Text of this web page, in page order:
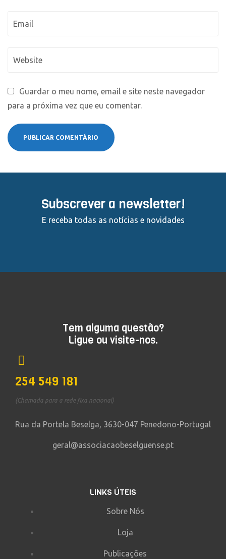
Guardar o meu nome, email e site neste navegador
para a próxima vez que eu comentar.
Subscrever a newsletter!
E receba todas as notícias e novidades
Tem alguma questão?
Ligue ou visite-nos.
254 549 181
(Chamada para a rede fixa nacional)
Rua da Portela Beselga, 3630-047 Penedono-Portugal
geral@associacaobeselguense.pt
LINKS ÚTEIS
Sobre Nós
Loja
Publicações